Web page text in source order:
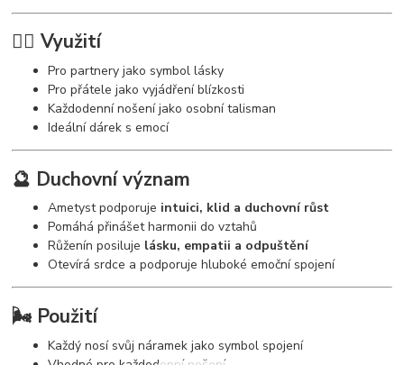
🧘‍♀️ Využití
Pro partnery jako symbol lásky
Pro přátele jako vyjádření blízkosti
Každodenní nošení jako osobní talisman
Ideální dárek s emocí
🔮 Duchovní význam
Ametyst podporuje intuici, klid a duchovní růst
Pomáhá přinášet harmonii do vztahů
Růženín posiluje lásku, empatii a odpuštění
Otevírá srdce a podporuje hluboké emoční spojení
🌬️ Použití
Každý nosí svůj náramek jako symbol spojení